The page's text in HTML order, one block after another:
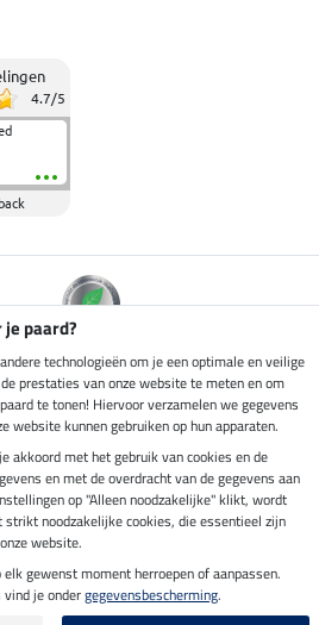
4.7/5
Impressum
op 05.08.2026 om 15:35 uur
je paard?
technologieën om je een optimale en veilige
prestaties van onze website te meten en om
te tonen! Hiervoor verzamelen we gegevens
website kunnen gebruiken op hun apparaten.
akkoord met het gebruik van cookies en de
en met de overdracht van de gegevens aan
op "Alleen noodzakelijke" klikt, wordt
noodzakelijke cookies, die essentieel zijn
website.
gewenst moment herroepen of aanpassen.
je ondergegevensbescherming.